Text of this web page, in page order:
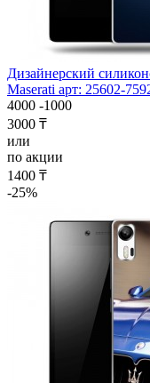
Дизайнерский
Maserati арт: 25602-
4000 -1000
3000 ₸
или
по акции
1400 ₸
-25%